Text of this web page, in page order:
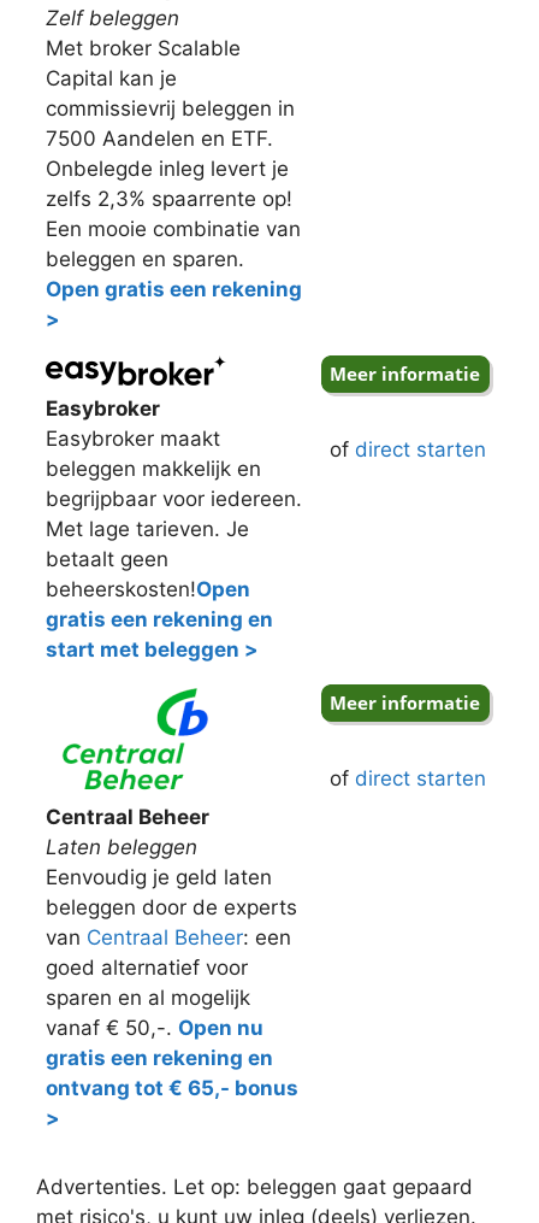
Zelf beleggen
Met broker Scalable
Capital kan je
commissievrij beleggen in
7500 Aandelen en ETF.
Onbelegde inleg levert je
zelfs 2,3% spaarrente op!
Een mooie combinatie van
beleggen en sparen.
Open gratis een rekening
>
Easybroker
Easybroker maakt
beleggen makkelijk en
begrijpbaar voor iedereen.
Met lage tarieven. Je
betaalt geen
beheerskosten!Open
gratis een rekening en
start met beleggen >
of direct starten
Centraal Beheer
Laten beleggen
Eenvoudig je geld laten
beleggen door de experts
van Centraal Beheer: een
goed alternatief voor
sparen en al mogelijk
vanaf € 50,-. Open nu
gratis een rekening en
ontvang tot € 65,- bonus
>
of direct starten
Advertenties. Let op: beleggen gaat gepaard
met risico's, u kunt uw inleg (deels) verliezen.